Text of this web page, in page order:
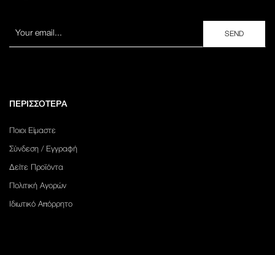
ΠΕΡΙΣΣΟΤΕΡΑ
Ποιοι Είμαστε
Σύνδεση / Εγγραφή
Δείτε Προϊόντα
Πολιτική Αγορών
Ιδιωτικό Απόρρητο